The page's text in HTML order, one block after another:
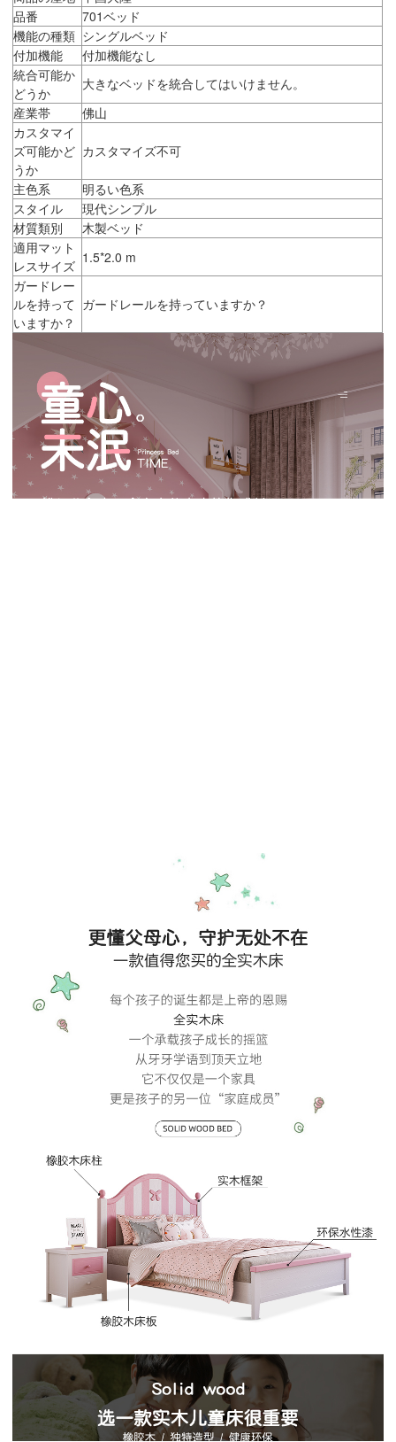
品番
701ベッド
機能の種類 シングルベッド
付加機能
付加機能なし
統合可能か
どうか
大きなベッドを統合してはいけません。
産業帯
佛山
カスタマイ
ズ可能かど
うか
カスタマイズ不可
主色系
明るい色系
スタイル
現代シンプル
材質類別
木製ベッド
適用マット
レスサイズ 1.5*2.0 m
ガードレー
ルを持って
いますか？
ガードレールを持っていますか？